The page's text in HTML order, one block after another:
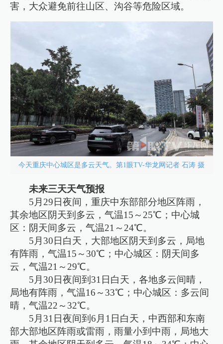
害，大众避免前往山区、沟谷等危险区域。
今天重庆中心城区是多云天气。第1眼TV-华龙网记者 石涛 摄
未来三天天气预报
5月29日夜间，重庆中东部部分地区阵雨，
其余地区阴天到多云，气温15～25℃；中心城
区：阴天间多云，气温21～24℃。
5月30日白天，大部地区阴天到多云，局地
有阵雨，气温15～30℃；中心城区：阴天间多
云，气温21～29℃。
5月30日夜间到31日白天，各地多云间晴，
局地有阵雨，气温16～33℃；中心城区：多云间
晴，气温22～32℃。
5月31日夜间到6月1日白天，中西部和东南
部大部地区阵雨或雷雨，雨量小到中雨，局地大